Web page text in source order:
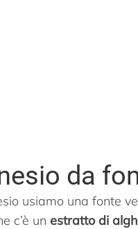
da
usiamo una fonte
c’è un estratto di